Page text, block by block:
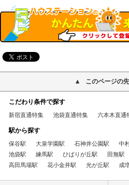
このページの
こだわり条件で探す
新宿直通特集 池袋直通特集 六本木直通
駅から探す
保谷駅 大泉学園駅 石神井公園駅 中
池袋駅
練馬駅 ひばりが丘駅 田無駅
高田馬場駅
花小金井駅 光が丘駅 成